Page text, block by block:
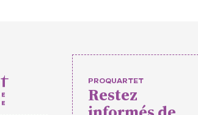
PROQUARTET
Restez